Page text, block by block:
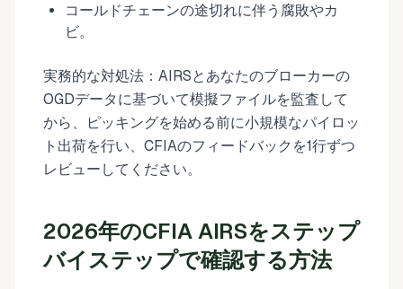
コールドチェーンの途切れに伴う腐敗やカ
ビ。
実務的な対処法：AIRSとあなたのブローカーの
OGDデータに基づいて模擬ファイルを監査して
から、ピッキングを始める前に小規模なパイロッ
ト出荷を行い、CFIAのフィードバックを1行ずつ
レビューしてください。
2026年のCFIA AIRSをステップ
バイステップで確認する方法